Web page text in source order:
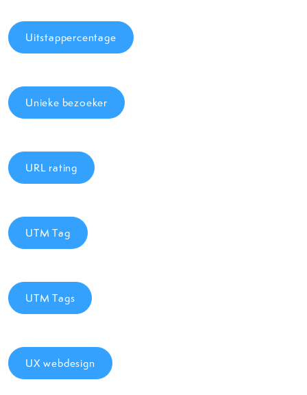
Uitstappercentage
Unieke bezoeker
URL rating
UTM Tag
UTM Tags
UX webdesign